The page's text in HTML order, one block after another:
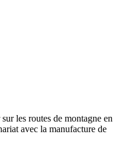
les routes de montagne en
avec la manufacture de